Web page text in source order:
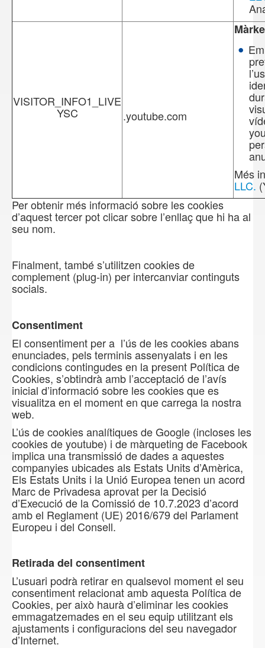
VISITOR_INFO1_LIVE
YSC .youtube.com
Més
LLC. (
Per obtenir més informació sobre les cookies
d’aquest tercer pot clicar sobre l’enllaç que hi ha al
seu nom.
Finalment, també s’utilitzen cookies de
complement (plug-in) per intercanviar continguts
socials.
Consentiment
El consentiment per a l’ús de les cookies abans
enunciades, pels terminis assenyalats i en les
condicions contingudes en la present Política de
Cookies, s’obtindrà amb l’acceptació de l’avís
inicial d’informació sobre les cookies que es
visualitza en el moment en que carrega la nostra
web.
L’ús de cookies analítiques de Google (incloses les
cookies de youtube) i de màrqueting de Facebook
implica una transmissió de dades a aquestes
companyies ubicades als Estats Units d’Amèrica,
Els Estats Units i la Unió Europea tenen un acord
Marc de Privadesa aprovat per la Decisió
d’Execució de la Comissió de 10.7.2023 d’acord
amb el Reglament (UE) 2016/679 del Parlament
Europeu i del Consell.
Retirada del consentiment
L’usuari podrà retirar en qualsevol moment el seu
consentiment relacionat amb aquesta Política de
Cookies, per això haurà d’eliminar les cookies
emmagatzemades en el seu equip utilitzant els
ajustaments i configuracions del seu navegador
d’Internet.